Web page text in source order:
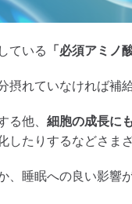
ている 「必須アミノ酸
摂れていなければ補
る他、 細胞の成長に
したりするなどさま
、睡眠への良い影響